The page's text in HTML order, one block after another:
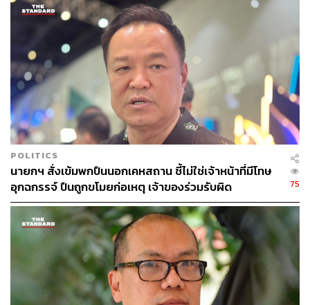
ABOUT THE AUTHOR
THE STANDARD TEAM
กองบรรณาธิการ THE STANDARD
POLITICS
นายกฯ สั่งเข้มพกปืนนอกเคหสถาน ชี้ไม่ใช่เจ้าหน้าที่มีโทษ
อุกฉกรรจ์ ปืนถูกขโมยก่อเหตุ เจ้าของร่วมรับผิด
75